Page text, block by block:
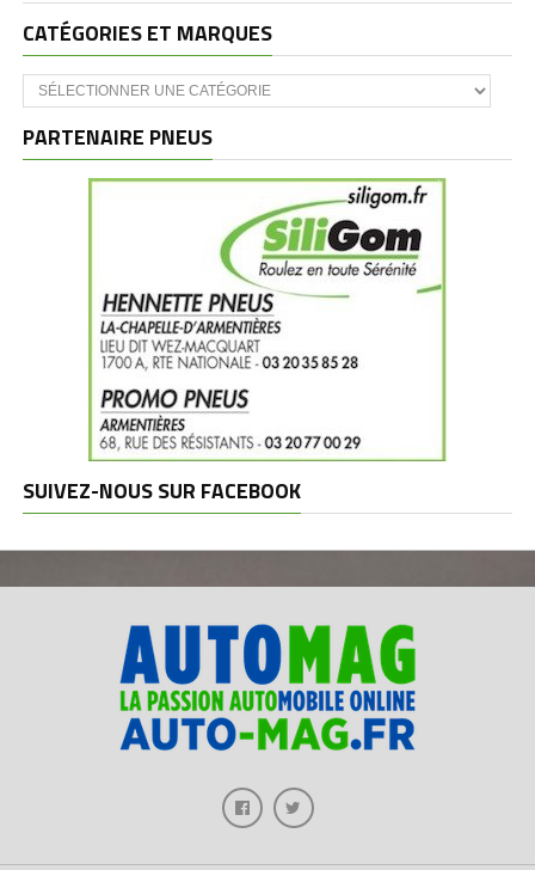
CATÉGORIES ET MARQUES
Catégories
et
PARTENAIRE PNEUS
SUIVEZ-NOUS SUR FACEBOOK